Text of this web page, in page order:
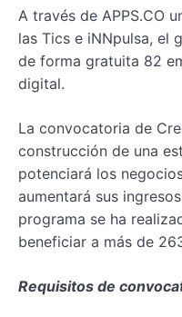
A través de APPS.CO
las Tics e iNNpulsa, el
de forma gratuita 82
digital.
La convocatoria de
construcción de una
potenciará los
aumentará sus
programa se ha
beneficiar a más de
Requisitos de